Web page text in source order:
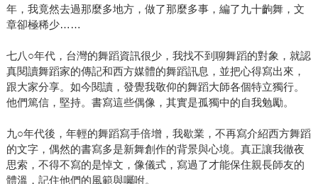
年，我竟然去過那麼多地方，做了那麼多事，編了九十齣舞，文
章卻極稀少……
七八○年代，台灣的舞蹈資訊很少，我找不到聊舞蹈的對象，就認
真閱讀舞蹈家的傳記和西方媒體的舞蹈訊息，並把心得寫出來，
跟大家分享。如今閱讀，發覺我敬仰的舞蹈大師各個特立獨行。
他們篤信，堅持。書寫這些偶像，其實是孤獨中的自我勉勵。
九○年代後，年輕的舞蹈寫手倍增，我歇業，不再寫介紹西方舞蹈
的文字，偶然的書寫多是新舞創作的背景與心境。真正讓我徹夜
思索，不得不寫的是悼文，像儀式，寫過了才能保住親長師友的
體溫，記住他們的風範與囑咐。